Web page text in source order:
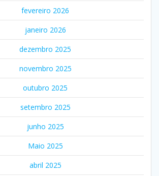
fevereiro 2026
janeiro 2026
dezembro 2025
novembro 2025
outubro 2025
setembro 2025
junho 2025
Maio 2025
abril 2025